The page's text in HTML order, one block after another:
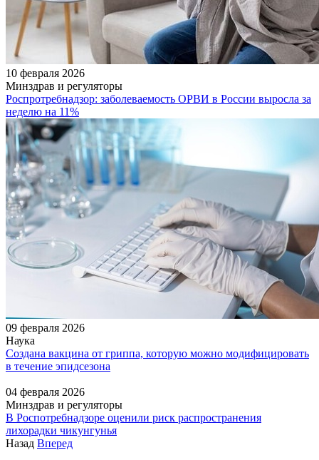
10 февраля 2026
Минздрав и регуляторы
Роспротребнадзор: заболеваемость ОРВИ в России выросла за
неделю на 11%
09 февраля 2026
Наука
Создана вакцина от гриппа, которую можно модифицировать
в течение эпидсезона
04 февраля 2026
Минздрав и регуляторы
В Роспотребнадзоре оценили риск распространения
лихорадки чикунгунья
Назад Вперед